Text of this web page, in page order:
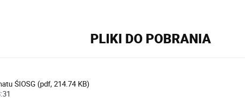
PLIKI DO POBRANIA
ŚlOSG (pdf, 214.74 KB)